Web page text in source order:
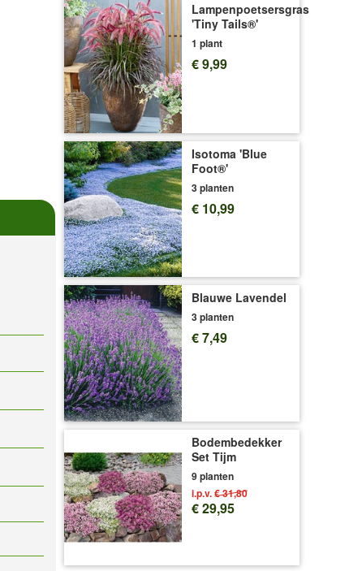
Lampenpoetsersgras
'Tiny Tails®'
1 plant
€ 9,99
Isotoma 'Blue
Foot®'
3 planten
€ 10,99
Blauwe Lavendel
3 planten
€ 7,49
Bodembedekker
Set Tijm
9 planten
i.p.v.€ 31,80
€ 29,95